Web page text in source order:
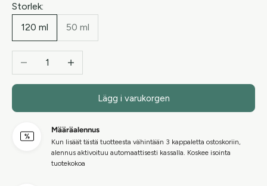
Storlek:
120 ml
50 ml
Minska antal Öka antal
Lägg i varukorgen
Määräalennus
Kun lisäät tästä tuotteesta vähintään 3 kappaletta ostoskoriin,
alennus aktivoituu automaattisesti kassalla. Koskee isointa
tuotekokoa